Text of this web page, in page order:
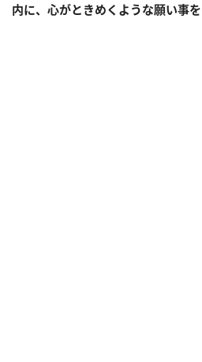
内に、心がときめくような願い事を